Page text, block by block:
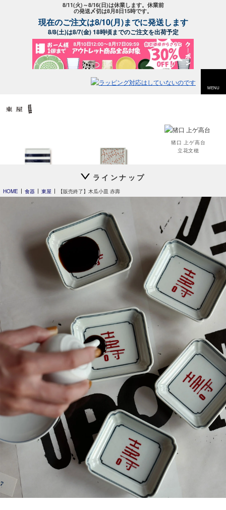
8/11(火)～8/16(日)は休業します。休業前
の発送〆切は8月8日15時です。
現在のご注文は8/10(月)までに発送します
8/8(土)は8/7(金) 18時頃までのご注文を出荷予定
MENU
スキー01
平長 石本藤雄
干し柿・田田道・野道
猪口 上ゲ高台
立花文穂
猪口 蛇の目高台
立花文穂
猪口 細
立花文穂
猪口
丑年 うし うし うし
長期欠品アイテム
以下のアイテムは入荷の目途が全く立たず長期欠品となっているアイテム
入荷予定に進捗がありましたらトップページやメルマガでお知らせ
いたします。
猿赤
伊賀
角鉢
ラインナップ
HOME 食器 東屋 【販売終了】木瓜小皿 赤壽